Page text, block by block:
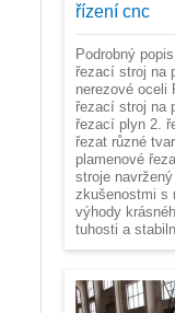
řízení cnc
Podrobný
řezací stroj na
nerezové oceli
řezací stroj na
řezací plyn 2.
řezat různé
plamenové
stroje
zkušenostmi s
výhody
tuhosti a